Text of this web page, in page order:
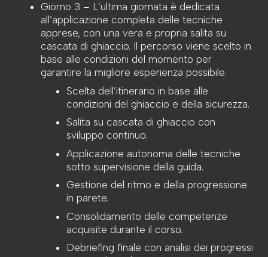
Giorno 3 – L’ultima giornata è dedicata
all’applicazione completa delle tecniche
apprese, con una vera e propria salita su
cascata di ghiaccio. Il percorso viene scelto in
base alle condizioni del momento per
garantire la migliore esperienza possibile.
Scelta dell’itinerario in base alle
condizioni del ghiaccio e della sicurezza.
Salita su cascata di ghiaccio con
sviluppo continuo.
Applicazione autonoma delle tecniche
sotto supervisione della guida.
Gestione del ritmo e della progressione
in parete.
Consolidamento delle competenze
acquisite durante il corso.
Debriefing finale con analisi dei progressi